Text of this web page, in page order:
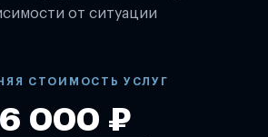
от ситуации
СТОИМОСТЬ УСЛУГ
6 000 ₽